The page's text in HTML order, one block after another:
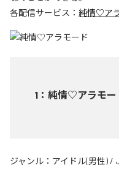
各配信サービス： 純情♡ア
1 ： 純情♡アラモー
ジャンル： アイドル(男性) /